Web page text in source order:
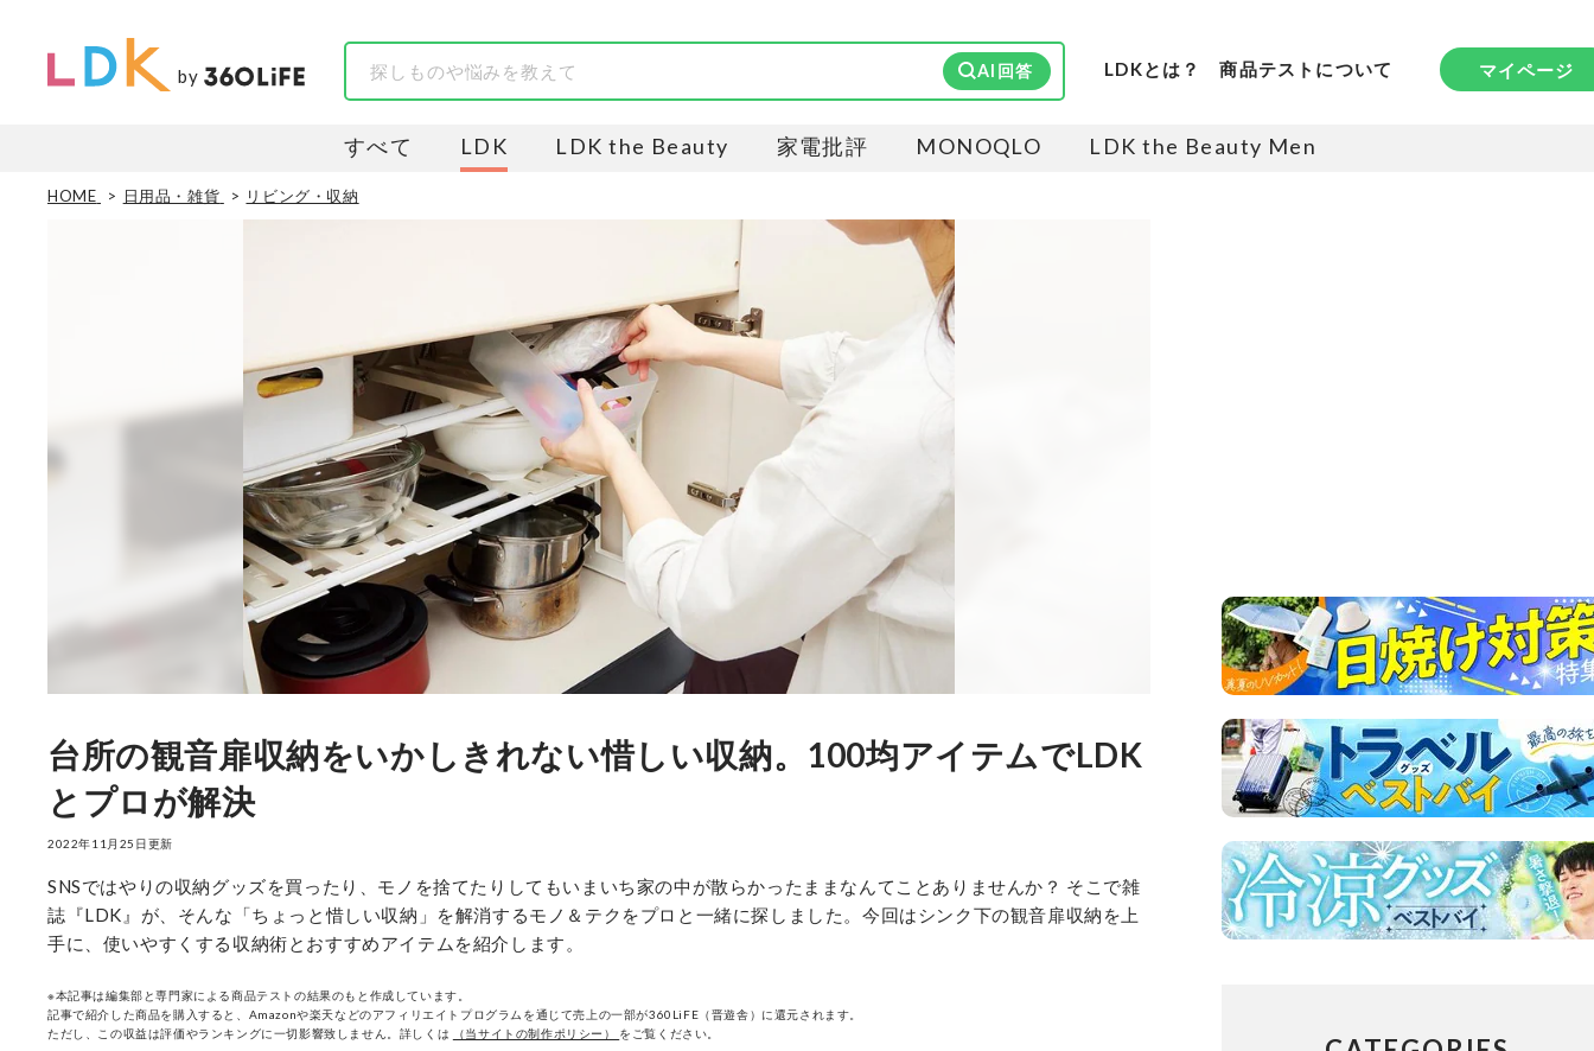
by AI回答 LDKとは？ 商品テストについて マイページ
すべて LDK LDK the Beauty 家電批評 MONOQLO LDK the Beauty Men
HOME 日用品・雑貨 リビング・収納
台所の観音扉収納をいかしきれない惜しい収納。100均アイテムでLDK
とプロが解決
2022年11月25日更新
SNSではやりの収納グッズを買ったり、モノを捨てたりしてもいまいち家の中が散らかったままなんてことありませんか？ そこで雑
誌『LDK』が、そんな「ちょっと惜しい収納」を解消するモノ＆テクをプロと一緒に探しました。今回はシンク下の観音扉収納を上
手に、使いやすくする収納術とおすすめアイテムを紹介します。
※本記事は編集部と専門家による商品テストの結果のもと作成しています。
記事で紹介した商品を購入すると、Amazonや楽天などのアフィリエイトプログラムを通じて売上の一部が360LiFE（晋遊舎）に還元されます。
ただし、この収益は評価やランキングに一切影響致しません。詳しくは
（当サイトの制作ポリシー） をご覧ください。